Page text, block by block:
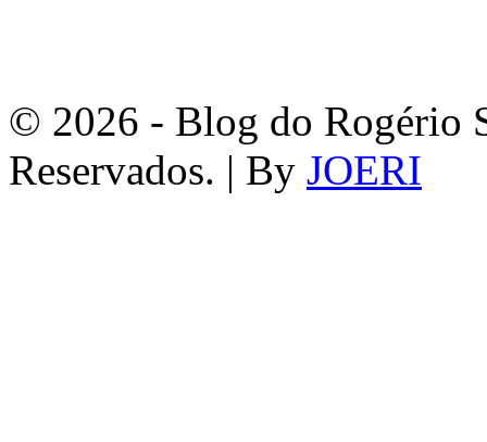
© 2026 - Blog do Rogério
Reservados. | By JOERI